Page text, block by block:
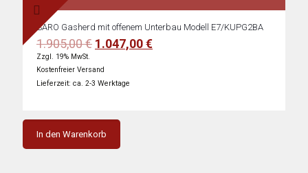
SARO Gasherd mit offenem Unterbau Modell E7/KUPG2BA
1.905,00€ Ursprünglicher
war:
1.905,00 €
1.047,00€Aktueller
Zzgl. 19% MwSt.
Kostenfreier Versand
Lieferzeit: ca. 2-3 Werktage
In den Warenkorb